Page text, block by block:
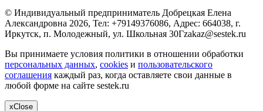
© Индивидуальный предприниматель Добрецкая Елена
Александровна 2026, Тел: +79149376086, Адрес: 664038, г.
Иркутск, п. Молодежный, ул. Школьная 30Гzakaz@sestek.ru
Вы принимаете условия политики в отношении обработки
персональных данных, cookies и пользовательского
соглашения каждый раз, когда оставляете свои данные в
любой форме на сайте sestek.ru
xClose